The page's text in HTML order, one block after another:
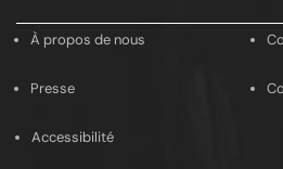
mail
À propos de nous
Presse
Accessibilité